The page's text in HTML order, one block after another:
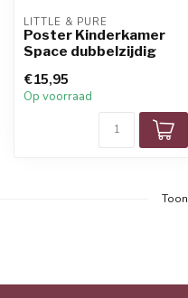
LITTLE & PURE
Poster Kinderkamer
Space dubbelzijdig
€15,95
Op voorraad
Toon